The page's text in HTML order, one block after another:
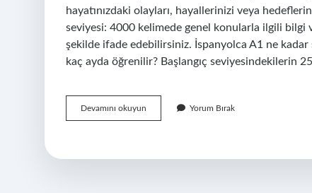
hayatınızdaki olayları, hayallerinizi veya
seviyesi: 4000 kelimede genel konularla ilgili bilgi
şekilde ifade edebilirsiniz. İspanyolca A1 ne
kaç ayda öğrenilir? Başlangıç ​​seviyesindekilerin
Devamını okuyun Ispanyolcada
Kac
Var
Yorum Bırak